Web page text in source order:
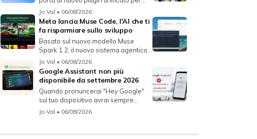
Jo Val • 06/08/2026
Meta lancia Muse Code, l'AI che ti
fa risparmiare sullo sviluppo
Basato sul nuovo modello Muse
Spark 1.2, il nuovo sistema agentico
fun...
Jo Val • 06/08/2026
Google Assistant non più
disponibile da settembre 2026
Quando pronuncerai "Hey Google"
sul tuo dispositivo avrai sempre
Gemin...
Jo Val • 06/08/2026